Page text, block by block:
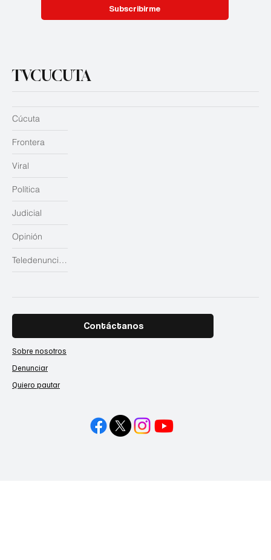
Subscribirme
TVCUCUTA
Judicial
Opinión
Teledenuncias
Cúcuta
Frontera
Viral
Política
Contáctanos
Sobre nosotros
Denunciar
Quiero pautar